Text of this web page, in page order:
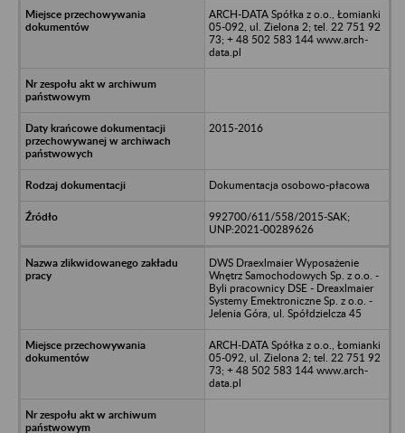
ARCH-DATA Spółka z o.o., Łomianki
05-092, ul. Zielona 2; tel. 22 751 92
73; + 48 502 583 144 www.arch-
data.pl
2015-2016
Dokumentacja osobowo-płacowa
992700/611/558/2015-SAK;
UNP:2021-00289626
DWS Draexlmaier Wyposażenie
Wnętrz Samochodowych Sp. z o.o. -
Byli pracownicy DSE - Dreaxlmaier
Systemy Emektroniczne Sp. z o.o. -
Jelenia Góra, ul. Spółdzielcza 45
ARCH-DATA Spółka z o.o., Łomianki
05-092, ul. Zielona 2; tel. 22 751 92
73; + 48 502 583 144 www.arch-
data.pl